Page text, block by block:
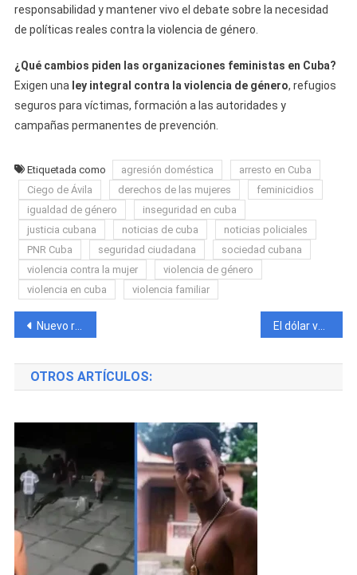
responsabilidad y mantener vivo el debate sobre la necesidad
de políticas reales contra la violencia de género.
¿Qué cambios piden las organizaciones feministas en Cuba?
Exigen una ley integral contra la violencia de género, refugios
seguros para víctimas, formación a las autoridades y
campañas permanentes de prevención.
Etiquetada como agresión doméstica
arresto en Cuba
Ciego de Ávila
derechos de las mujeres
feminicidios
igualdad de género
inseguridad en cuba
justicia cubana
noticias de cuba
noticias policiales
PNR Cuba
seguridad ciudadana
sociedad cubana
violencia contra la mujer
violencia de género
violencia en cuba
violencia familiar
Navegación
de
entradas
Nuevo récord histórico: el dólar vuelve a subir en el mercado informal cubano El dólar vuelve a dispararse en Cuba y desata preocupación por la caída del peso
OTROS ARTÍCULOS: